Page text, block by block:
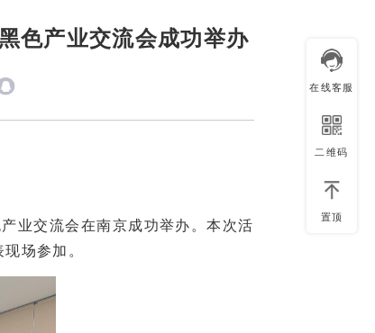
在线客服
二维码
置顶
色产业交流会成功举办
业交流会在南京成功举办。本次活
场参加。